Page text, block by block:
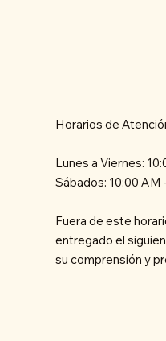
Horarios de
Lunes a Viernes:
Sábados: 10:00 AM
Fuera de este
entregado el
su comprensión y